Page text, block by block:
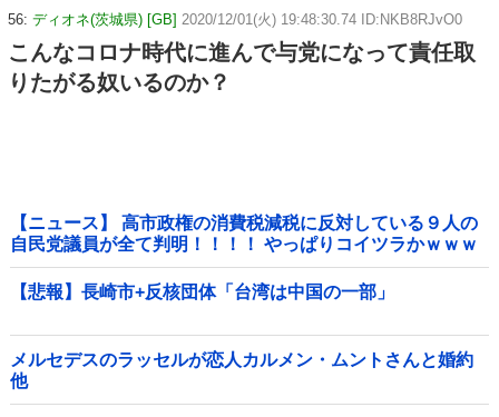
56: ディオネ(茨城県) [GB] 2020/12/01(火) 19:48:30.74 ID:NKB8RJvO0
こんなコロナ時代に進んで与党になって責任取
りたがる奴いるのか？
【ニュース】 高市政権の消費税減税に反対している９人の
自民党議員が全て判明！！！！ やっぱりコイツラかｗｗｗ
ｗｗ
【悲報】長崎市+反核団体「台湾は中国の一部」
メルセデスのラッセルが恋人カルメン・ムントさんと婚約
他